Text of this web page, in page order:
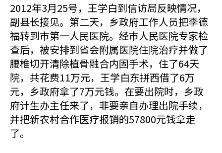
2012年3月25号，王学白到信访局反映情况，
副县长接见。第二天，乡政府工作人员把李德
福转到市第一人民医院。经市人民医院专家检
查后，被安排到省会附属医院住院治疗并做了
腰椎切开清除植骨融合内固手术，住了64天
院，共花费11万元，王学白东拼西借了6万
元，乡政府拿了7万元钱。在要出院时，乡政
府计生办主任来了，非要亲自办理出院手续，
并把新农村合作医疗报销的57800元钱拿走
了。